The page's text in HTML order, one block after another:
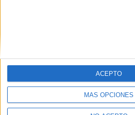
MÁS OPCIONES
ACEPTO
Quiénes somos|Contactar